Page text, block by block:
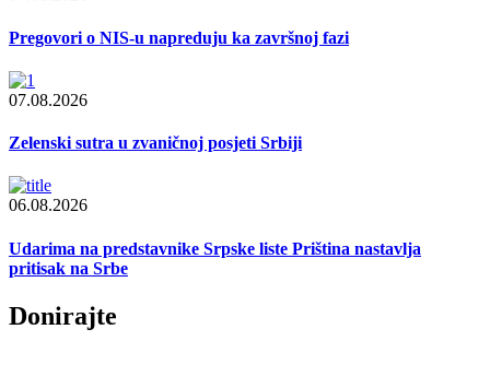
Pregovori o NIS-u napreduju ka završnoj fazi
07.08.2026
Zelenski sutra u zvaničnoj posjeti Srbiji
06.08.2026
Udarima na predstavnike Srpske liste Priština nastavlja
pritisak na Srbe
Donirajte